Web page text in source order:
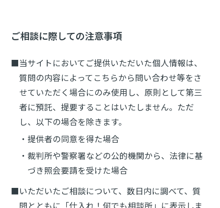
ご相談に際しての注意事項
■当サイトにおいてご提供いただいた個人情報は、
質問の内容によってこちらから問い合わせ等をさ
せていただく場合にのみ使用し、原則として第三
者に預託、提要することはいたしません。ただ
し、以下の場合を除きます。
・提供者の同意を得た場合
・裁判所や警察署などの公的機関から、法律に基
づき照会要請を受けた場合
■いただいたご相談について、数日内に調べて、質